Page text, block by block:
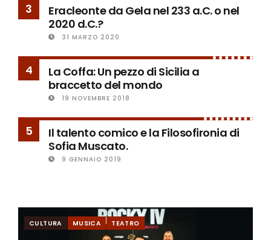
3
Eracleonte da Gela nel 233 a.C. o nel
2020 d.C.?
31 MARZO 2020
4
La Coffa: Un pezzo di Sicilia a
braccetto del mondo
19 NOVEMBRE 2018
5
Il talento comico e la Filosofironia di
Sofia Muscato.
9 GENNAIO 2019
CULTURA MUSICA TEATRO